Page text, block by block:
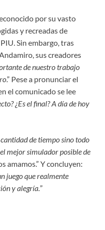
por su vasto
y recreadas de
Sin embargo, tras
sus creadores
de nuestro trabajo
.” Pese a pronunciar el
el comunicado se lee
¿Es el final? A día de hoy
de tiempo sino todo
mejor simulador posible de
amamos.” Y concluyen:
juego que realmente
y alegría.”